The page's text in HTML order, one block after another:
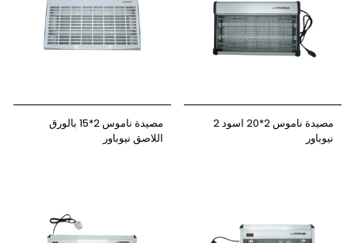
مصيدة ناموس 2*20 اسود 2
نيوباور
مصيدة ناموس 2*15 بالورق
اللاصق نيوباور